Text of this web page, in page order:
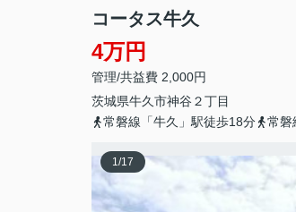
コータス牛久
4万円
管理/共益費 2,000円
茨城県牛久市神谷 ２丁目
常磐線「牛久」駅徒歩18分
常磐
1/17